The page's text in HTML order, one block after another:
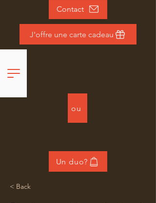
Contact
J'offre une carte cadeau
ou
Un duo?
< Back